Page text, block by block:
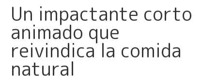
Un impactante corto
animado que
reivindica la comida
natural